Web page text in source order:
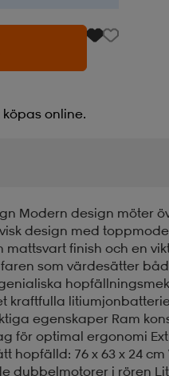
online.
Modern design möter
design med
finish och en
som värdesätter
kraftfulla
egenskaper Ram
för optimal ergonomi
hopfälld: 76 x 63 x 24
dubbelmotorer i rören